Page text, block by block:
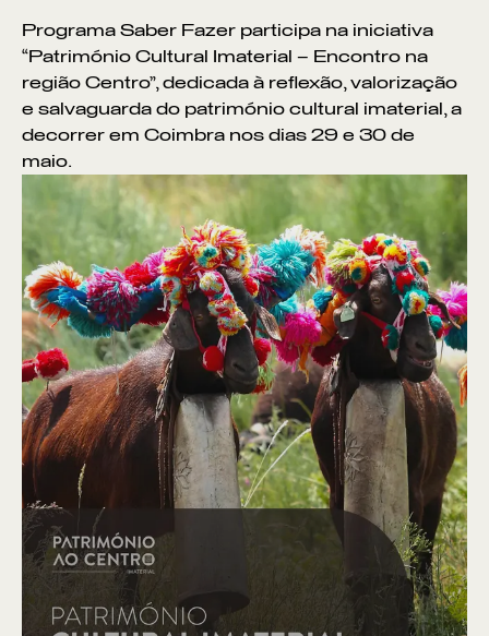
Programa Saber Fazer participa na iniciativa
“Património Cultural Imaterial – Encontro na
região Centro”, dedicada à reflexão, valorização
e salvaguarda do património cultural imaterial, a
decorrer em Coimbra nos dias 29 e 30 de
maio.